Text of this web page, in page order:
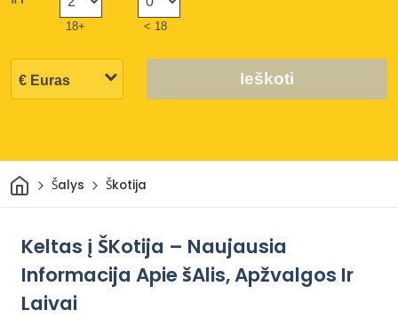
18+ < 18
Ieškoti
Pradžia
Šalys Škotija
Keltas į ŠKotija – Naujausia
Informacija Apie šAlis, Apžvalgos Ir
Laivai